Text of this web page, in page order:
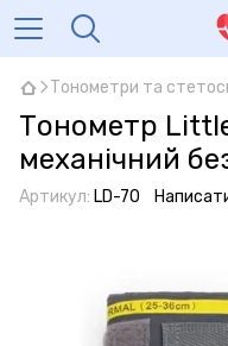
Тонометри та
Тонометр
механічний
Артикул: LD-70